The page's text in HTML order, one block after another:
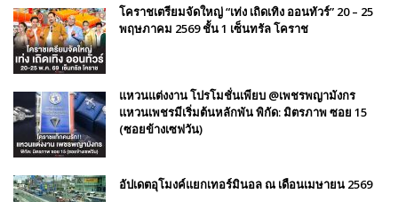
โคราชเตรียมจัดใหญ่ “เท่ง เถิดเทิง ออนทัวร์” 20 – 25
พฤษภาคม 2569 ชั้น 1 เซ็นทรัล โคราช
แหวนแต่งงาน โปรโมชั่นเพียบ @เพชรพญามังกร
แหวนเพชรมีเริ่มต้นหลักพัน พิกัด: มิตรภาพ ซอย 15
(ซอยข้างเซฟวัน)
อัปเดตอุโมงค์แยกเทอร์มินอล ณ เดือนเมษายน 2569